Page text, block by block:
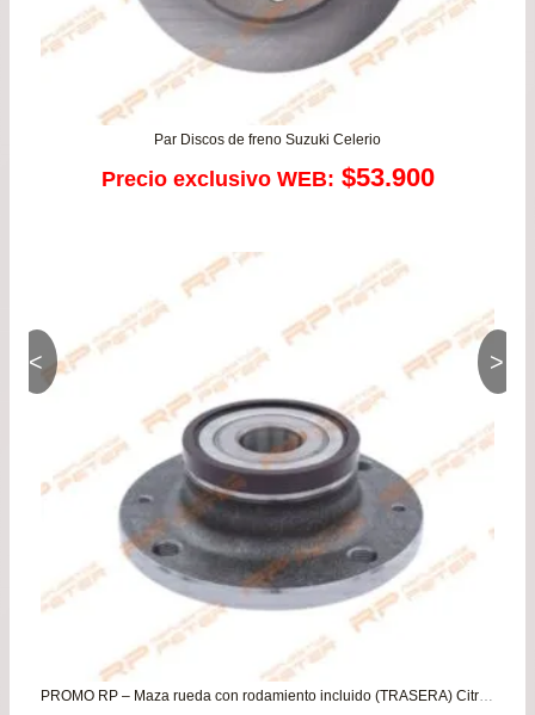
Par Discos de freno Suzuki Celerio
Precio exclusivo WEB: $53.900
PROMO RP – Maza rueda con rodamiento incluido (TRASERA) Citroen C2 – C3 / Peugeot 206 todos
< >